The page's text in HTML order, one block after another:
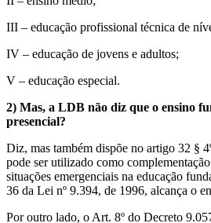
III – educação profissional técnica de
IV – educação de jovens e adultos;
V – educação especial.
2) Mas, a LDB não diz que o ensino
presencial?
Diz, mas também dispõe no artigo 32 §
pode ser utilizado como
situações emergenciais na educação
36 da Lei nº 9.394, de 1996, alcança o
Por outro lado, o Art. 8º do Decreto